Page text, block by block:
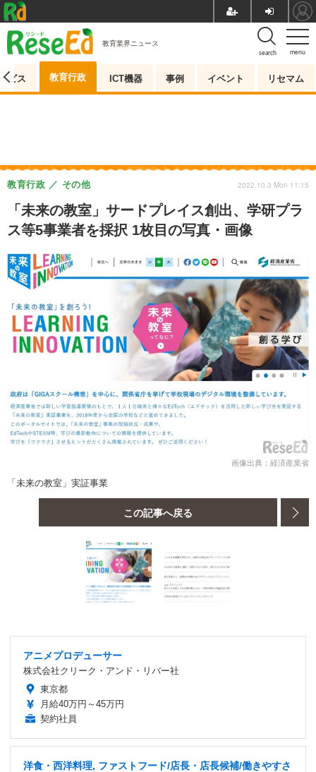
menu
search
教育業界ニュース
ビス 教育行政 ICT機器 事例 イベント リセマム
「未来の教室」サードプレイス創出、学研プラ
ス等5事業者を採択 1枚目の写真・画像
教育行政 その他 2022.10.3 Mon 11:15
画像出典：経済産業省
「未来の教室」実証事業
この記事へ戻る
アニメプロデューサー
株式会社クリーク・アンド・リバー社
東京都
月給40万円～45万円
契約社員
洋食・西洋料理, ファストフード/店長・店長候補/働きやすさ